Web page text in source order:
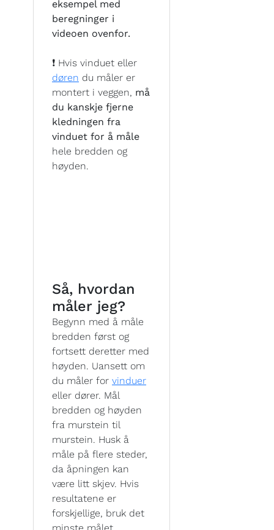
eksempel med
beregninger i
videoen ovenfor.
❗ Hvis vinduet eller
døren du måler er
montert i veggen, må
du kanskje fjerne
kledningen fra
vinduet for å måle
hele bredden og
høyden.
Så, hvordan
måler jeg?
Begynn med å måle
bredden først og
fortsett deretter med
høyden. Uansett om
du måler for vinduer
eller dører. Mål
bredden og høyden
fra murstein til
murstein. Husk å
måle på flere steder,
da åpningen kan
være litt skjev. Hvis
resultatene er
forskjellige, bruk det